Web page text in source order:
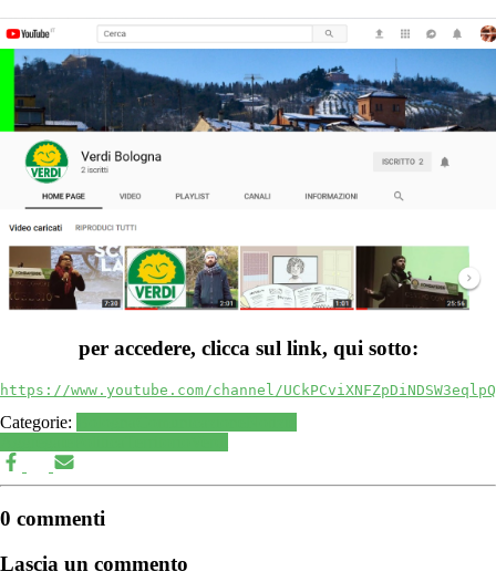
per accedere, clicca sul link, qui sotto:
https://www.youtube.com/channel/UCkPCviXNFZpDiNDSW3eqlpQ
Categorie:
0 commenti
Lascia un commento